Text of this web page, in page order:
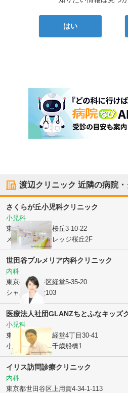
はい
渡辺クリニック 近隣の病院
さくらが丘小児科クリニック
小児科
東京都世田谷区 桜丘3-10-22
メディカルヴィレッジ桜丘2F
世田谷プルメリア内科クリニック
内科
東京都世田谷区経堂5-35-20
シャルム経堂103
医療法人社団GLANZちとふなキッズ
小児科
東京都世田谷区 経堂4丁目30-41
小田急マルシェ千歳船橋1
イリス訪問診療クリニック
内科
東京都世田谷区 上用賀4-34-1-113